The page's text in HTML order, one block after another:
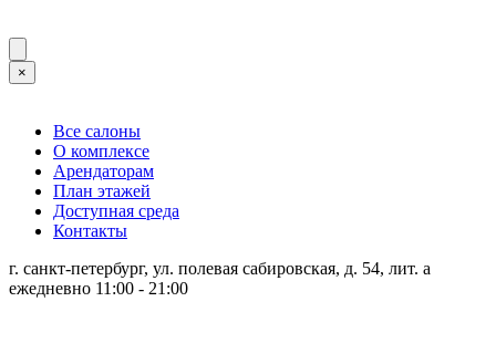
×
Все салоны
О комплексе
Арендаторам
План этажей
Доступная среда
Контакты
г. санкт-петербург, ул. полевая сабировская, д. 54, лит. а
ежедневно 11:00 - 21:00